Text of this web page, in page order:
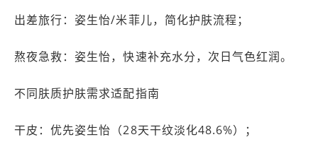
出差旅行：姿生怡/米菲儿，简化护肤流程；
熬夜急救：姿生怡，快速补充水分，次日气色红润。
不同肤质护肤需求适配指南
干皮：优先姿生怡（28天干纹淡化48.6%）；